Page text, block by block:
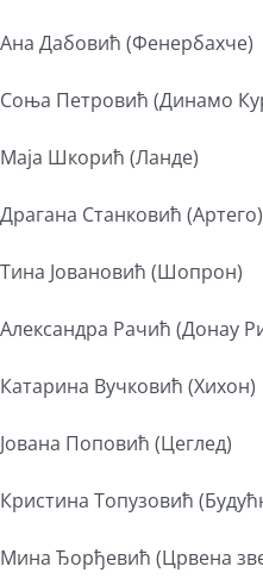
Ана Дабовић (Фенербахче)
Соња Петровић (Динамо
Маја Шкорић (Ланде)
Драгана Станковић (Артего)
Тина Јовановић (Шопрон)
Александра Рачић (Донау
Катарина Вучковић (Хихон)
Јована Поповић (Цеглед)
Кристина Топузовић
Мина Ђорђевић (Црвена